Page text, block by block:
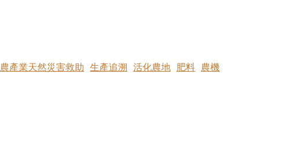
農產業天然災害救助 生產追溯 活化農地 肥料 農機